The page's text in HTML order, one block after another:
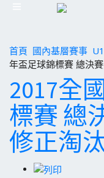
首頁 國內基層賽事
年盃足球錦標賽 總決
2017全
標賽 總
修正淘